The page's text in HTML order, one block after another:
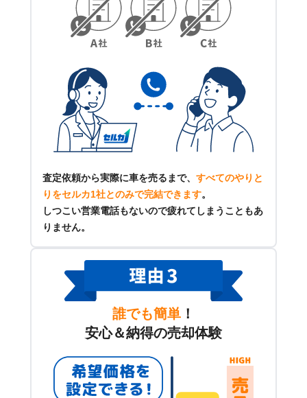
査定依頼から実際に車を売るまで、 すべてのやりと
りをセルカ1社とのみで完結できます。
しつこい営業電話もないので疲れてしまうこともあ
りません。
誰でも簡単 ！
安心＆納得の売却体験